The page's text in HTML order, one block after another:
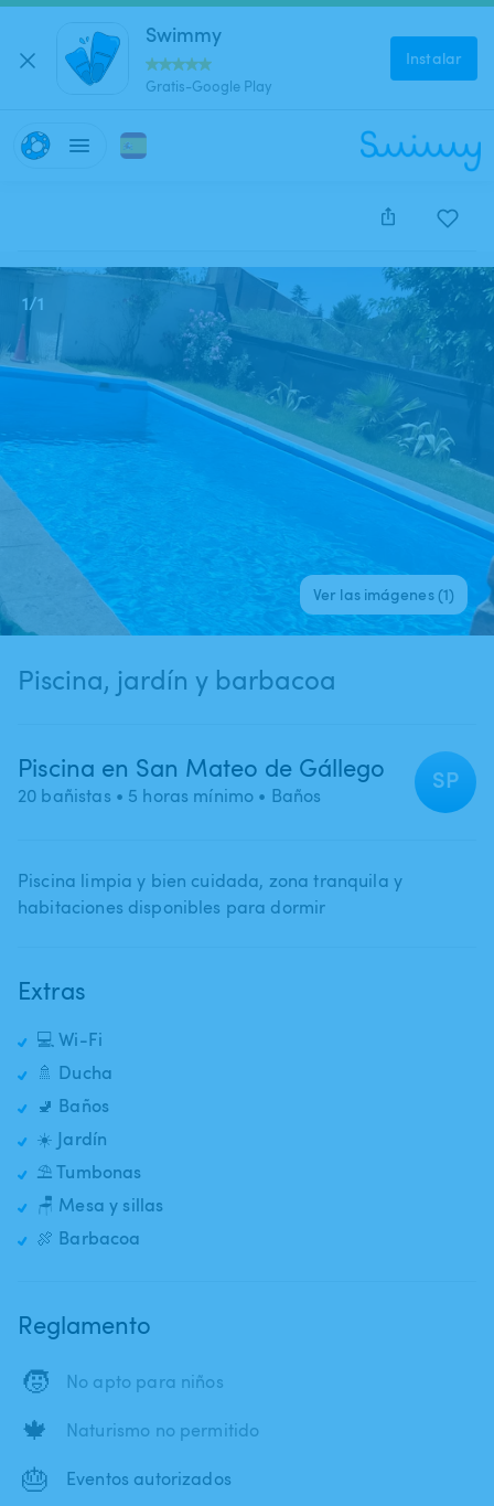
Swimmy
Gratis-Google Play
Instalar
Este anuncio está cerrado y no se puede reservar.
1/1
Ver las imágenes (1)
Piscina, jardín y barbacoa
Piscina en San Mateo de Gállego
20 bañistas • 5 horas mínimo • Baños
SP
Piscina limpia y bien cuidada​,​ zona tranquila y
habitaciones disponibles para dormir
Extras
💻 Wi-Fi
🚿 Ducha
🚽 Baños
☀️ Jardín
⛱️ Tumbonas
🪑 Mesa y sillas
🍖 Barbacoa
Reglamento
🧒 No apto para niños
🍁 Naturismo no permitido
🎂 Eventos autorizados